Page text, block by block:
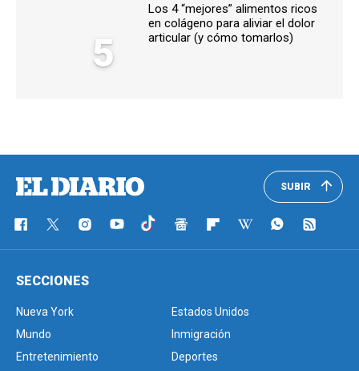
5
Los 4 “mejores” alimentos ricos
en colágeno para aliviar el dolor
articular (y cómo tomarlos)
SUBIR
SECCIONES
Nueva York
Estados Unidos
Mundo
Inmigración
Entretenimiento
Deportes